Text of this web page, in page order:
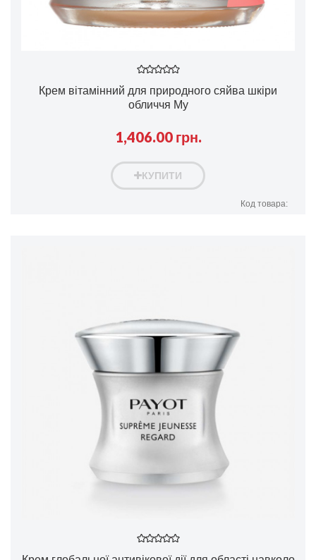
Крем вітамінний для природного сяйва шкіри
обличчя My
1,406.00 грн.
КУПИТИ
Код товара: